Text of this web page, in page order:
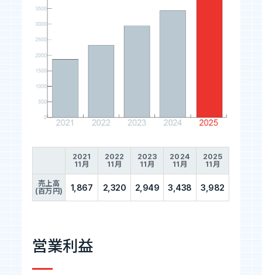
暴力団等反社会的勢力排除宣言
プライバシーポリシー
情報セキュリティ基本方針
フォームへ
エントリーへ
2021
11月
2022
11月
2023
11月
2024
11月
2025
11月
売上高
(百万円)
1,867 2,320 2,949 3,438 3,982
営業利益